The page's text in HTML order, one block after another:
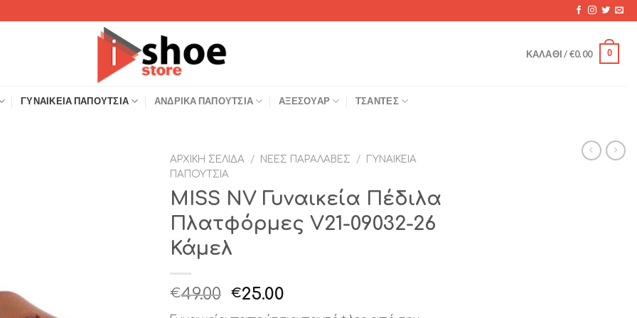
ΚΑΛΆΘΙ /€0.00 0
ΓΥΝΑΙΚΕΊΑ ΠΑΠΟΎΤΣΙΑ ΑΝΔΡΙΚΆ ΠΑΠΟΎΤΣΙΑ ΑΞΕΣΟΥΆΡ ΤΣΆΝΤΕΣ
ΑΡΧΙΚΉ ΣΕΛΊΔΑ / ΝΈΕΣ ΠΑΡΑΛΑΒΈΣ /
ΓΥΝΑΙΚΕΊΑ
ΠΑΠΟΎΤΣΙΑ
MISS NV Γυναικεία Πέδιλα
Πλατφόρμες V21-09032-26
Κάμελ
€49.00 Original
price
€25.00
τρέχουσα